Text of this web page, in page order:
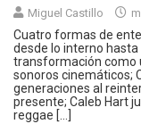
Miguel Castillo
Cuatro formas de
desde lo interno
transformación como
sonoros cinemáticos;
generaciones al
presente; Caleb Hart
reggae […]